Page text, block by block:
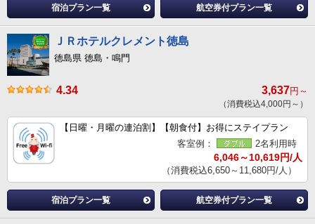
宿泊プラン一覧 航空券付プラン一覧
ＪＲホテルクレメント徳島
徳島県 徳島・鳴門
4.34 3,637円～
（消費税込4,000円～）
【日曜・月曜の連泊割】【朝食付】お得にステイプラン
客室例：
2名利用時
6,046～10,619円/人
（消費税込6,650～11,680円/人）
宿泊プラン一覧 航空券付プラン一覧